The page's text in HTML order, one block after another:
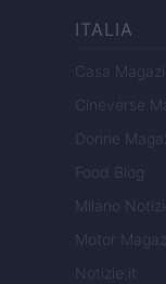
ITALIA
Casa
Cineverse
Donne
Food Blog
Milano Notizie
Motor
Notizie.it